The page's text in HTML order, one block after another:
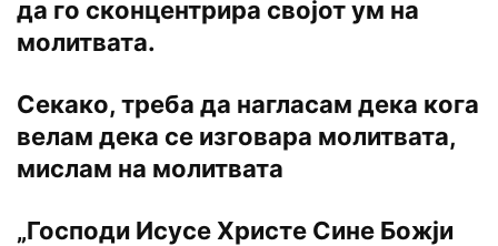
да го сконцентрира својот ум на
молитвата.
Секако, треба да нагласам дека кога
велам дека се изговара молитвата,
мислам на молитвата
„Господи Исусе Христе Сине Божји